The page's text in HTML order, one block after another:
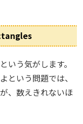
いう気がします。
という問題では、
、数えきれないほ